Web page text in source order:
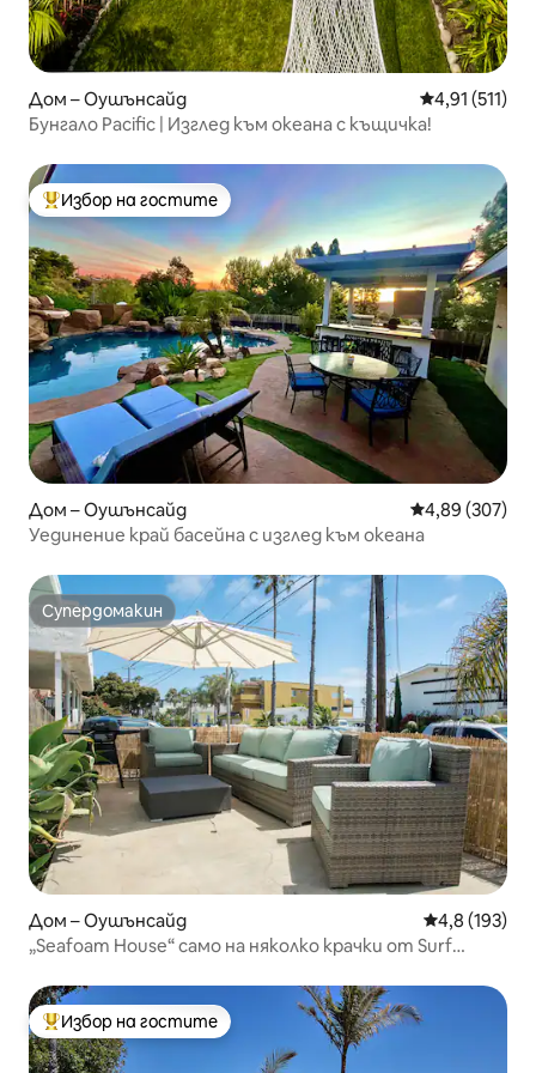
Дом – Оушънсайд Средна
4,91 (511)
Бунгало Pacific | Изглед към океана с къщичка!
Най-популярен избор на гостите
Избор на гостите
Дом – Оушънсайд Средна
4,89 (307)
Уединение край басейна с изглед към океана
Супердомакин
Супердомакин
Дом – Оушънсайд Средна
4,8 (193)
„Seafoam House“ само на няколко крачки от Surf
Най-популярен избор на гостите
Избор на гостите